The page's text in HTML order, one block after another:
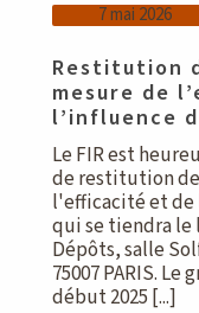
7 mai 2026
Restitution
mesure de
l’influence
Le FIR est
de restitution de
l'efficacité et
qui se tiendra le
Dépôts, salle
75007 PARIS.
début 2025 [...]